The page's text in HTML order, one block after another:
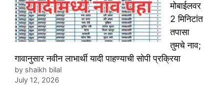
मोबाईलवर
2 मिनिटांत
तपासा
तुमचे नाव;
गावानुसार नवीन लाभार्थी यादी पाहण्याची सोपी प्रक्रिया
by shaikh bilal
July 12, 2026